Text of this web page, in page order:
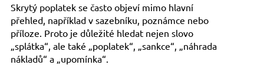
Skrytý poplatek se často objeví mimo hlavní
přehled, například v sazebníku, poznámce nebo
příloze. Proto je důležité hledat nejen slovo
„splátka“, ale také „poplatek“, „sankce“, „náhrada
nákladů“ a „upomínka“.